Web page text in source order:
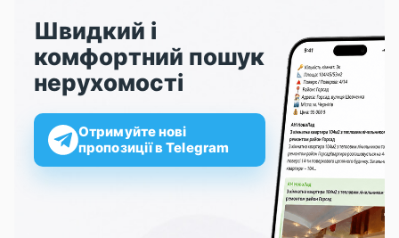
Швидкий і
комфортний пошук
нерухомості
Отримуйте нові
пропозиції в Telegram